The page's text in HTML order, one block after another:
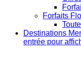
Forfaits
Destinations
entrée pour